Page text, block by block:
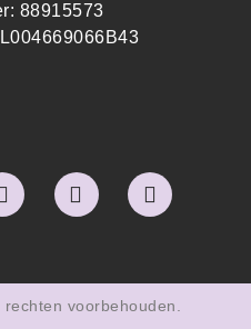
88915573
rechten voorbehouden.